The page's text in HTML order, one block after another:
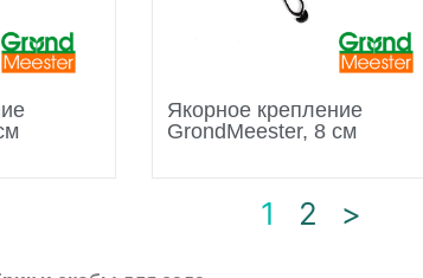
Якорное крепление
GrondMeester, 8 см
1 2 >